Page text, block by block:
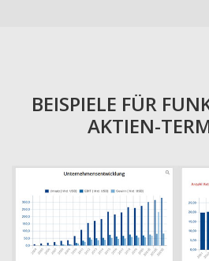
BEISPIELE FÜR
AKTIEN-